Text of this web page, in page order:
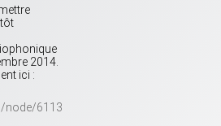
2014.
ici :
node/6113